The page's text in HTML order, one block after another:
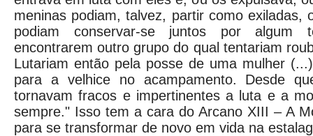
meninas podiam, talvez, partir como exiladas,
podiam conservar-se juntos por algum
encontrarem outro grupo do qual tentariam
Lutariam então pela posse de uma mulher
para a velhice no acampamento. Desde
tornavam fracos e impertinentes a luta e a
sempre." Isso tem a cara do Arcano XIII – A
para se transformar de novo em vida na